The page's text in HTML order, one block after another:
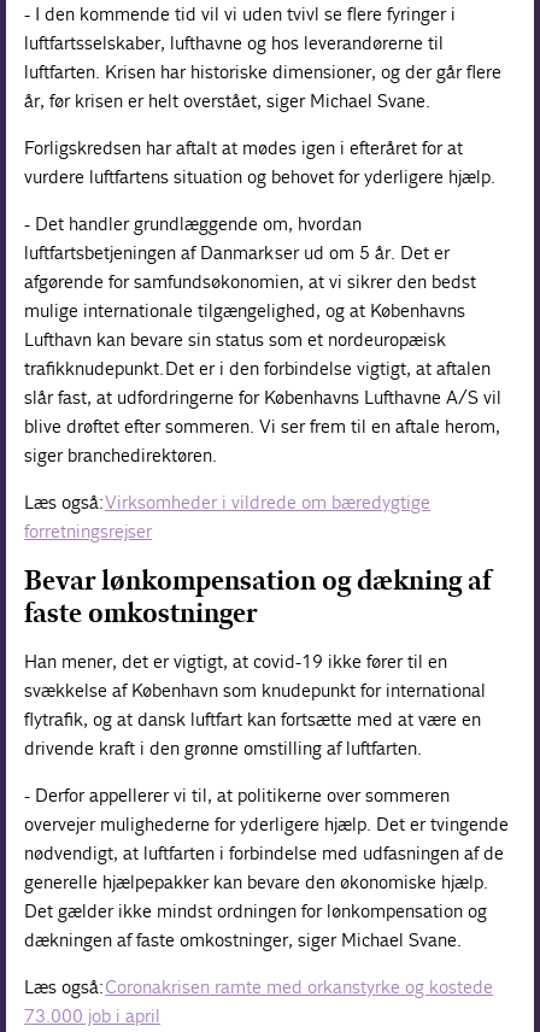
- I den kommende tid vil vi uden tvivl se flere fyringer i
luftfartsselskaber, lufthavne og hos leverandørerne til
luftfarten. Krisen har historiske dimensioner, og der går flere
år, før krisen er helt overstået, siger Michael Svane.
Forligskredsen har aftalt at mødes igen i efteråret for at
vurdere luftfartens situation og behovet for yderligere hjælp.
- Det handler grundlæggende om, hvordan
luftfartsbetjeningen af Danmark ser ud om 5 år. Det er
afgørende for samfundsøkonomien, at vi sikrer den bedst
mulige internationale tilgængelighed, og at Københavns
Lufthavn kan bevare sin status som et nordeuropæisk
trafikknudepunkt. Det er i den forbindelse vigtigt, at aftalen
slår fast, at udfordringerne for Københavns Lufthavne A/S vil
blive drøftet efter sommeren. Vi ser frem til en aftale herom,
siger branchedirektøren.
Læs også:Virksomheder i vildrede om bæredygtige
forretningsrejser
Bevar lønkompensation og dækning af
faste omkostninger
Han mener, det er vigtigt, at covid-19 ikke fører til en
svækkelse af København som knudepunkt for international
flytrafik, og at dansk luftfart kan fortsætte med at være en
drivende kraft i den grønne omstilling af luftfarten.
- Derfor appellerer vi til, at politikerne over sommeren
overvejer mulighederne for yderligere hjælp. Det er tvingende
nødvendigt, at luftfarten i forbindelse med udfasningen af de
generelle hjælpepakker kan bevare den økonomiske hjælp.
Det gælder ikke mindst ordningen for lønkompensation og
dækningen af faste omkostninger, siger Michael Svane.
Læs også:Coronakrisen ramte med orkanstyrke og kostede
73.000 job i april